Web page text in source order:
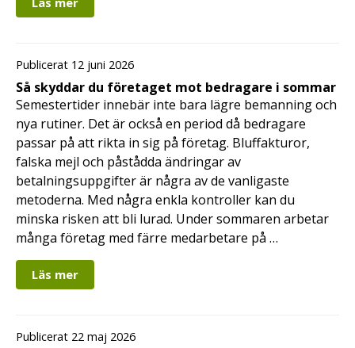
Publicerat 12 juni 2026
Så skyddar du företaget mot bedragare i sommar
Semestertider innebär inte bara lägre bemanning och
nya rutiner. Det är också en period då bedragare
passar på att rikta in sig på företag. Bluffakturor,
falska mejl och påstådda ändringar av
betalningsuppgifter är några av de vanligaste
metoderna. Med några enkla kontroller kan du
minska risken att bli lurad. Under sommaren arbetar
många företag med färre medarbetare på …
Läs mer
Publicerat 22 maj 2026